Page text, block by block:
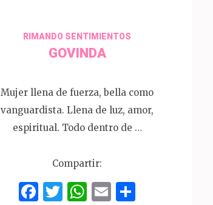
RIMANDO SENTIMIENTOS
GOVINDA
Mujer llena de fuerza, bella como
vanguardista. Llena de luz, amor,
espiritual. Todo dentro de …
Compartir:
Facebook
Twitter
WhatsApp
Email